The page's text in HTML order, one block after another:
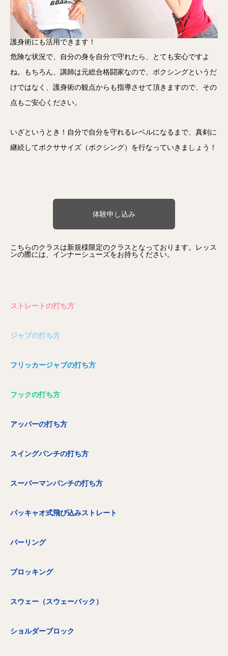
護身術にも活用できます！
危険な状況で、自分の身を自分で守れたら、とても安心ですよ
ね。もちろん、講師は元総合格闘家なので、ボクシングというだ
けではなく、護身術の観点からも指導させて頂きますので、その
点もご安心ください。
いざというとき！自分で自分を守れるレベルになるまで、真剣に
継続してボクササイズ（ボクシング）を行なっていきましょう！
体験申し込み
こちらのクラスは新規様限定のクラスとなっております。レッス
ンの際には、インナーシューズをお持ちください。
ストレートの打ち方
ジャブの打ち方
フリッカージャブの打ち方
フックの打ち方
アッパーの打ち方
スイングパンチの打ち方
スーパーマンパンチの打ち方
パッキャオ式飛び込みストレート
パーリング
ブロッキング
スウェー（スウェーバック）
ショルダーブロック